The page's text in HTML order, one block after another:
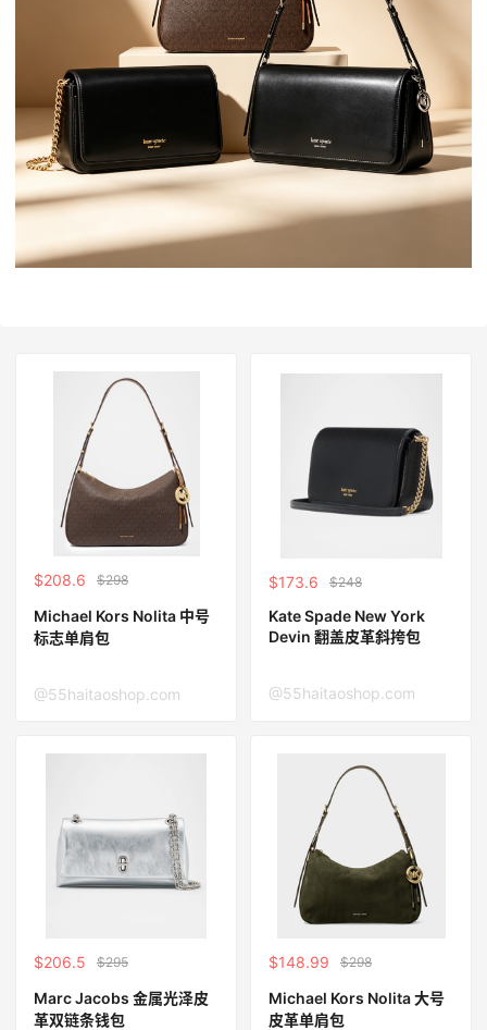
$208.6 $298
Michael Kors Nolita 中号
标志单肩包
@55haitaoshop.com
$173.6 $248
Kate Spade New York
Devin 翻盖皮革斜挎包
@55haitaoshop.com
$206.5 $295
Marc Jacobs 金属光泽皮
革双链条钱包
$148.99 $298
Michael Kors Nolita 大号
皮革单肩包